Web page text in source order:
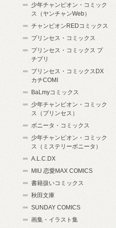
少年チャンピオン・コミック
ス（ヤンチャンWeb）
チャンピオンREDコミックス
プリンセス・コミックス
プリンセス・コミックス プ
チプリ
プリンセス・コミックスDX
カチCOMI
BaLmyコミックス
少年チャンピオン・コミック
ス（プリンセス）
ボニータ・コミックス
少年チャンピオン・コミック
ス（ミステリーボニータ）
A.L.C.DX
MIU 恋愛MAX COMICS
書籍扱いコミックス
秋田文庫
SUNDAY COMICS
画集・イラスト集